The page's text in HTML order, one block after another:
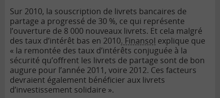
Sur 2010, la souscription de livrets bancaires de
partage a progressé de 30 %, ce qui représente
l’ouverture de 8 000 nouveaux livrets. Et cela malgré
des taux d’intérêt bas en 2010. Finansol explique que
« la remontée des taux d’intérêts conjuguée à la
sécurité qu’offrent les livrets de partage sont de bon
augure pour l’année 2011, voire 2012. Ces facteurs
devraient également bénéficier aux livrets
d’investissement solidaire ».